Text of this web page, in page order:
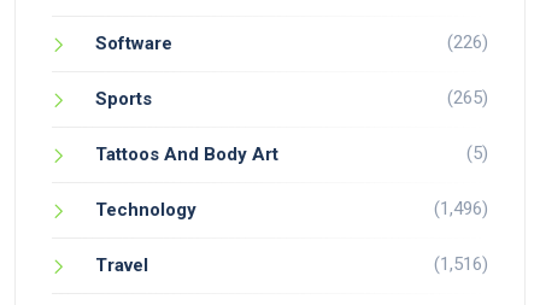
Software (226)
Sports (265)
Tattoos And Body Art (5)
Technology (1,496)
Travel (1,516)